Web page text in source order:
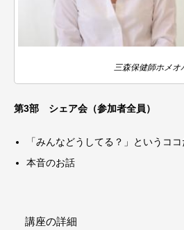
三森保健師ホメオ
第3部 シェア会（参加者全員）
「みんなどうしてる？」というコ
本音のお話
講座の詳細